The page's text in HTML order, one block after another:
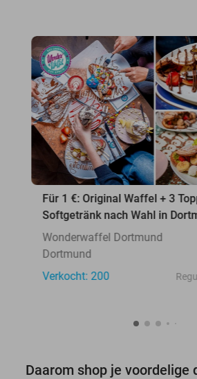
Für 1 €: Original Waffel + 3
Softgetränk nach Wahl in
Wonderwaffel Dortmund
Dortmund
Verkocht: 200
Daarom shop je voordelige